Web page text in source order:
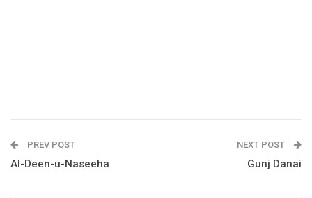
PREV POST
Al-Deen-u-Naseeha
NEXT POST
Gunj Danai